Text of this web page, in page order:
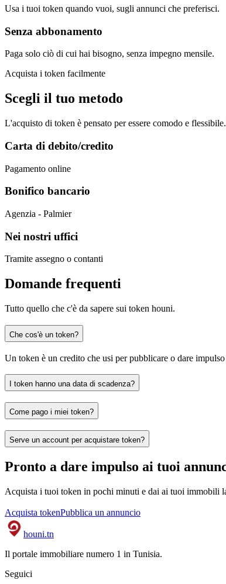
Usa i tuoi token quando vuoi, sugli annunci che preferisci.
Senza abbonamento
Paga solo ciò di cui hai bisogno, senza impegno mensile.
Acquista i token facilmente
Scegli il tuo metodo
L'acquisto di token è pensato per essere comodo e
Carta di debito/credito
Pagamento online
Bonifico bancario
Agenzia - Palmier
Nei nostri uffici
Tramite assegno o contanti
Domande frequenti
Tutto quello che c'è da sapere sui token houni.
Che cos'è un token?
Un token è un credito che usi per pubblicare o dare
I token hanno una data di scadenza?
Come pago i miei token?
Serve un account per acquistare token?
Pronto a dare impulso ai tuoi
Acquista i tuoi token in pochi minuti e dai ai tuoi immobili
Acquista tokenPubblica un annuncio
houni.tn
Il portale immobiliare numero 1 in Tunisia.
Seguici